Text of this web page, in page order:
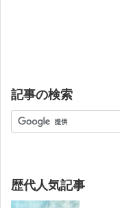
記事の検索
歴代人気記事